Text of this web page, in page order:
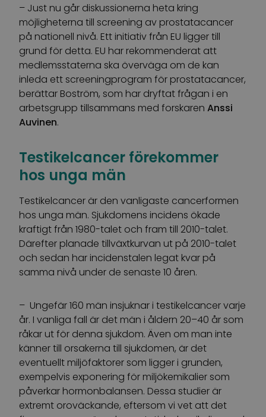
– Just nu går diskussionerna heta kring
möjligheterna till screening av prostatacancer
på nationell nivå. Ett initiativ från EU ligger till
grund för detta. EU har rekommenderat att
medlemsstaterna ska överväga om de kan
inleda ett screeningprogram för prostatacancer,
berättar Boström, som har dryftat frågan i en
arbetsgrupp tillsammans med forskaren Anssi
Auvinen.
Testikelcancer förekommer
hos unga män
Testikelcancer är den vanligaste cancerformen
hos unga män. Sjukdomens incidens ökade
kraftigt från 1980-talet och fram till 2010-talet.
Därefter planade tillväxtkurvan ut på 2010-talet
och sedan har incidenstalen legat kvar på
samma nivå under de senaste 10 åren.
– Ungefär 160 män insjuknar i testikelcancer varje
år. I vanliga fall är det män i åldern 20–40 år som
råkar ut för denna sjukdom. Även om man inte
känner till orsakerna till sjukdomen, är det
eventuellt miljöfaktorer som ligger i grunden,
exempelvis exponering för miljökemikalier som
påverkar hormonbalansen. Dessa studier är
extremt oroväckande, eftersom vi vet att det